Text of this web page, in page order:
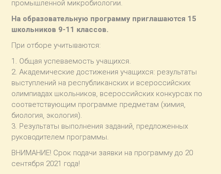
промышленной микробиологии.
На образовательную программу приглашаются 15
школьников 9-11 классов.
При отборе учитываются:
1. Общая успеваемость учащихся.
2. Академические достижения учащихся: результаты
выступлений на республиканских и всероссийских
олимпиадах школьников, всероссийских конкурсах по
соответствующим программе предметам (химия,
биология, экология).
3. Результаты выполнения заданий, предложенных
руководителем программы.
ВНИМАНИЕ! Срок подачи заявки на программу до 20
сентября 2021 года!